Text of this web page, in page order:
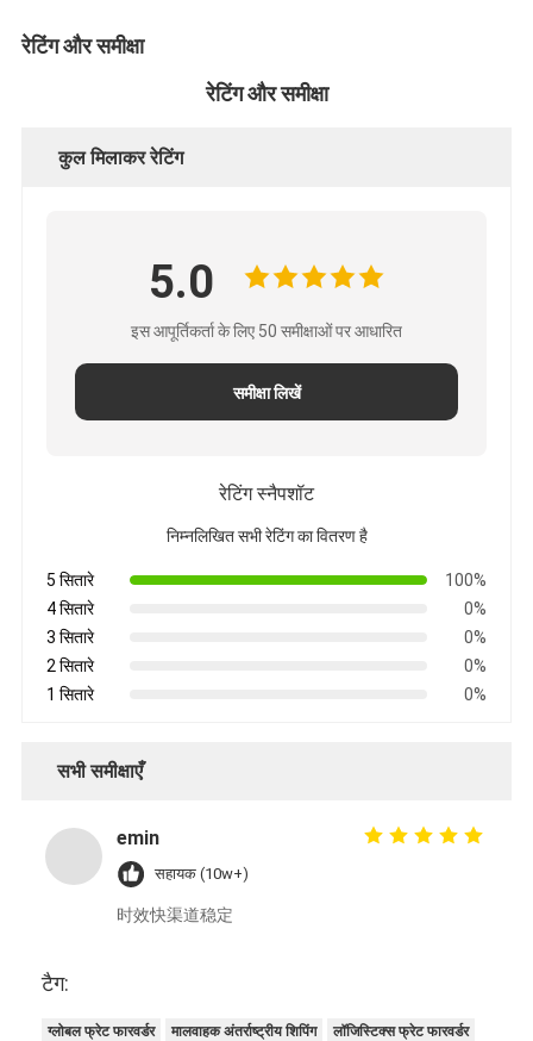
रेटिंग और समीक्षा
रेटिंग और समीक्षा
कुल मिलाकर रेटिंग
5.0
इस आपूर्तिकर्ता के लिए 50 समीक्षाओं पर आधारित
समीक्षा लिखें
रेटिंग स्नैपशॉट
निम्नलिखित सभी रेटिंग का वितरण है
5 सितारे
100%
4 सितारे
0%
3 सितारे
0%
2 सितारे
0%
1 सितारे
0%
सभी समीक्षाएँ
emin
सहायक (10w+)
时效快渠道稳定
टैग:
ग्लोबल फ्रेट फारवर्डर मालवाहक अंतर्राष्ट्रीय शिपिंग लॉजिस्टिक्स फ्रेट फारवर्डर